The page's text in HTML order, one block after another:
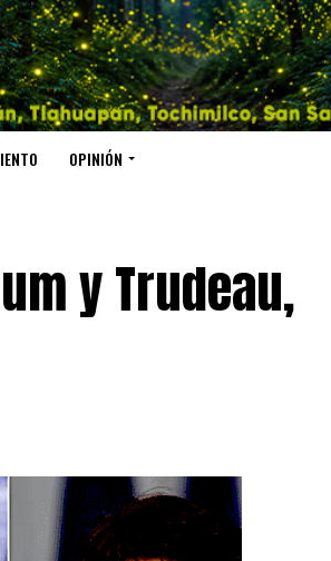
OPINIÓN
y Trudeau,